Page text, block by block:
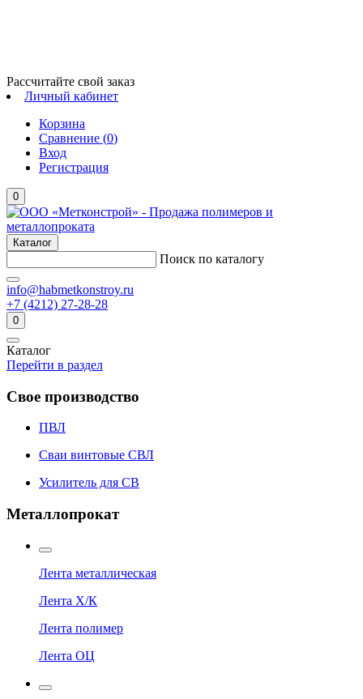
Рассчитайте свой заказ
Личный кабинет
Корзина
Сравнение (0)
Вход
Регистрация
0
Каталог
Поиск по каталогу
info@habmetkonstroy.ru
+7 (4212) 27-28-28
0
Каталог
Перейти в раздел
Свое производство
ПВЛ
Сваи винтовые СВЛ
Усилитель для СВ
Металлопрокат
Лента металлическая
Лента Х/К
Лента полимер
Лента ОЦ